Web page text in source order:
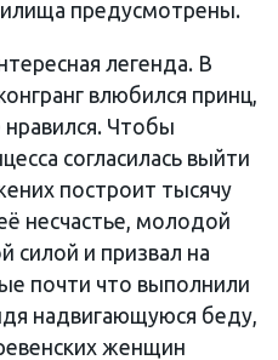
предусмотрены.
легенда. В
влюбился принц,
Чтобы
согласилась выйти
построит тысячу
несчастье, молодой
силой и призвал на
почти что выполнили
надвигающуюся беду,
женщин